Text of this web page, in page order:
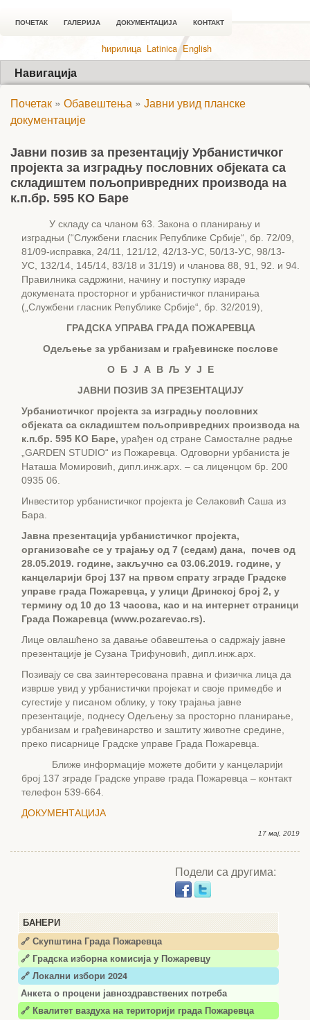
ПОЧЕТАК ГАЛЕРИЈА ДОКУМЕНТАЦИЈА КОНТАКТ
ћирилица Latinica English
Навигација
БАНЕРИ
🔗 Скупштина Града Пожаревца
🔗 Градска изборна комисија у Пожаревцу
🔗 Локални избори 2024
Анкета о процени јавноздравствених потреба
🔗 Квалитет ваздуха на територији града Пожаревца
Почетак » Обавештења » Јавни увид планске
документације
Јавни позив за презентацију Урбанистичког
пројекта за изградњу пословних објеката са
складиштем пољопривредних производа на
к.п.бр. 595 КО Баре
У складу са чланом 63. Закона о планирању и
изградњи (“Службени гласник Републике Србије“, бр. 72/09,
81/09-исправка, 24/11, 121/12, 42/13-УС, 50/13-УС, 98/13-
УС, 132/14, 145/14, 83/18 и 31/19) и чланова 88, 91, 92. и 94.
Правилника садржини, начину и поступку израде
докумената просторног и урбанистичког планирања
(„Службени гласник Републике Србије“, бр. 32/2019),
ГРАДСКА УПРАВА ГРАДА ПОЖАРЕВЦА
Одељење за урбанизам и грађевинске послове
О Б Ј А В Љ У Ј Е
ЈАВНИ ПОЗИВ ЗА ПРЕЗЕНТАЦИЈУ
Урбанистичког пројекта за изградњу пословних
објеката са складиштем пољопривредних производа на
к.п.бр. 595 КО Баре, урађен од стране Самосталне радње
„GARDEN STUDIO“ из Пожаревца. Одговорни урбаниста је
Наташа Момировић, дипл.инж.арх. – са лиценцом бр. 200
0935 06.
Инвеститор урбанистичког пројекта је Селаковић Саша из
Бара.
Јавна презентација урбанистичког пројекта,
организоваће се у трајању од 7 (седам) дана,
почев од
28.05.2019. године, закључно са 03.06.2019. године, у
канцеларији број 137 на првом спрату зграде Градске
управе града Пожаревца, у улици Дринској број 2, у
термину од 10 до 13 часова, као и на интернет страници
Града Пожаревца (www.pozarevac.rs).
Лице овлашћено за давање обавештења о садржају јавне
презентације је Сузана Трифуновић, дипл.инж.арх.
Позивају се сва заинтересована правна и физичка лица да
изврше увид у урбанистички пројекат и своје примедбе и
сугестије у писаном облику, у току трајања јавне
презентације, поднесу Одељењу за просторно планирање,
урбанизам и грађевинарство и заштиту животне средине,
преко писарнице Градске управе Града Пожаревца.
Ближе информације можете добити у канцеларији
број 137 зграде Градске управе града Пожаревца – контакт
телефон 539-664.
ДОКУМЕНТАЦИЈА
17 мај, 2019
Подели са другима: